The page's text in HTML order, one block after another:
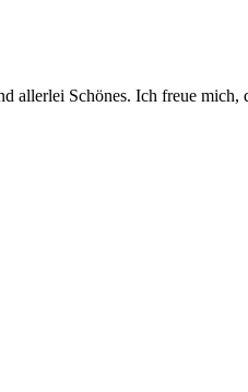
allerlei Schönes. Ich freue mich,